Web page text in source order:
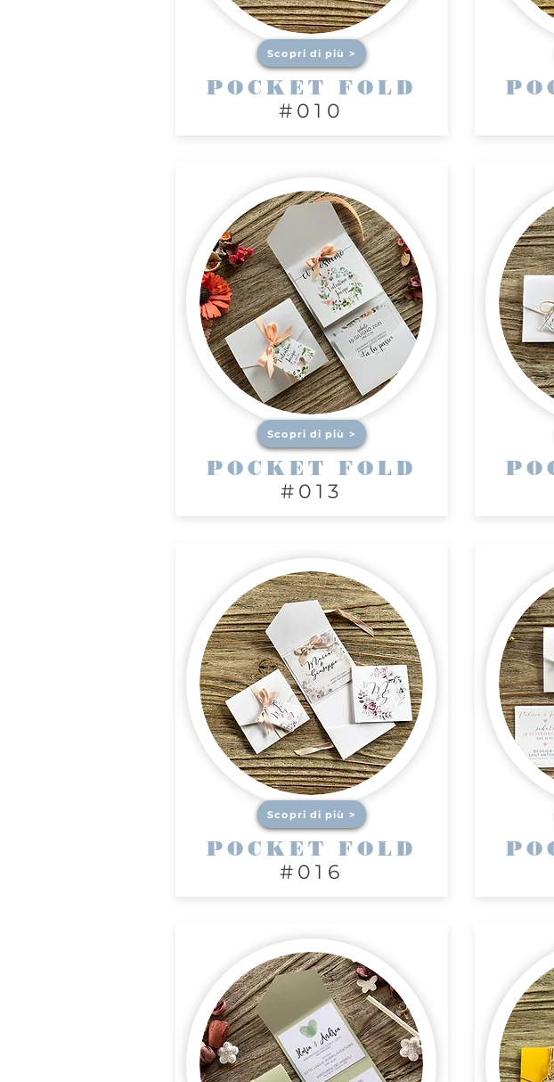
Scopri di più >
POCKET FOLD
#010
Scopri di più >
POCKET FOLD
#013
Scopri di più >
POCKET FOLD
#016